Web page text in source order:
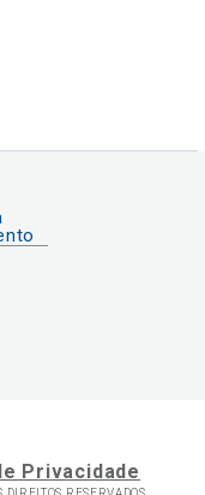
Privacidade